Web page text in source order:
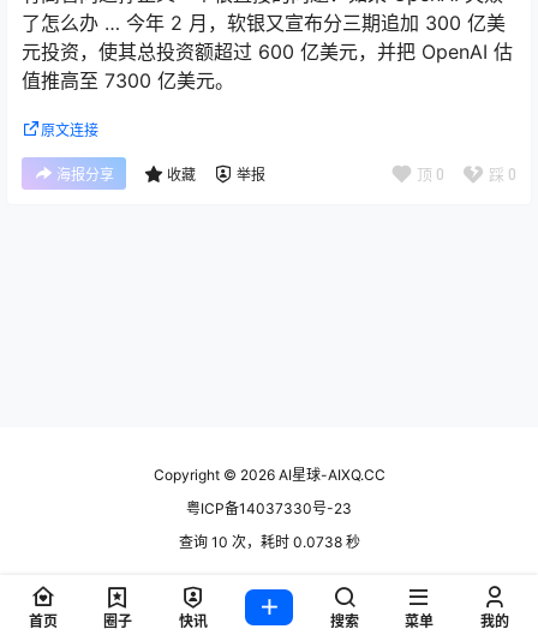
了怎么办 … 今年 2 月，软银又宣布分三期追加 300 亿美
元投资，使其总投资额超过 600 亿美元，并把 OpenAI 估
值推高至 7300 亿美元。
原文连接
海报分享 收藏 举报 顶 0 踩 0
Copyright © 2026AI星球-AIXQ.CC
粤ICP备14037330号-23
查询 10 次，耗时 0.0738 秒
首页 圈子 快讯 搜索 菜单 我的